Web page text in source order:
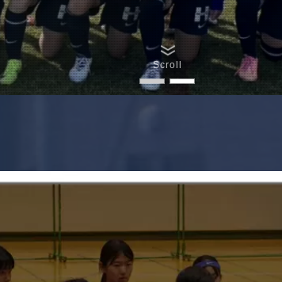
Scroll